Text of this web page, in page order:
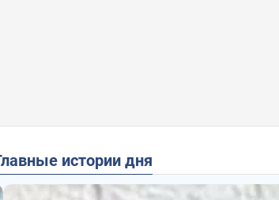
Главные истории дня